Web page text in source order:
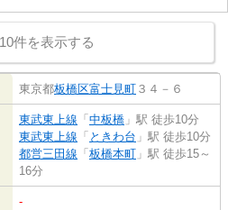
件を表示する
東京都板橋区富士見町 ３４－６
東武東上線 「 中板橋 」駅 徒歩10分
東武東上線 「 ときわ台 」駅 徒歩10分
都営三田線 「 板橋本町 」駅 徒歩15～
16分
-